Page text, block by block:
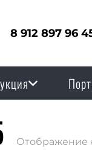
8 912 897 96
Отображение